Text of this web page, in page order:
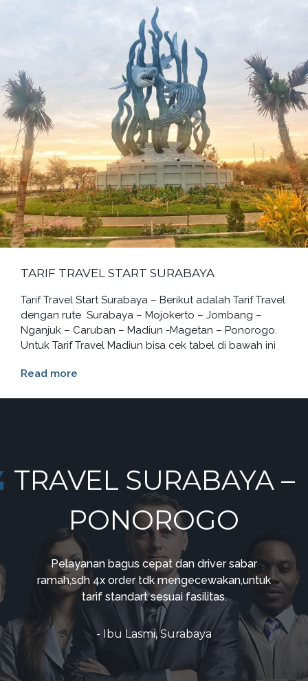
TARIF TRAVEL START SURABAYA
Tarif Travel Start Surabaya – Berikut adalah Tarif Travel
dengan rute Surabaya – Mojokerto – Jombang –
Nganjuk – Caruban – Madiun -Magetan – Ponorogo.
Untuk Tarif Travel Madiun bisa cek tabel di bawah ini
Read more
TRAVEL SURABAYA –
PONOROGO
Pelayanan bagus cepat dan driver sabar
ramah,sdh 4x order tdk mengecewakan,untuk
tarif standart sesuai fasilitas.
- Ibu Lasmi, Surabaya